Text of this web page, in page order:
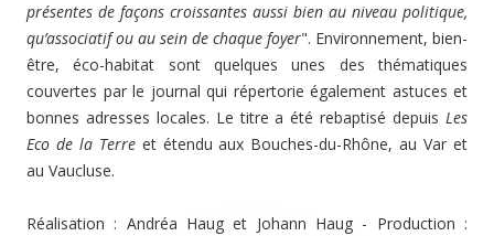
présentes de façons croissantes aussi bien au niveau politique,
qu’associatif ou au sein de chaque foyer". Environnement, bien-
être, éco-habitat sont quelques unes des thématiques
couvertes par le journal qui répertorie également astuces et
bonnes adresses locales. Le titre a été rebaptisé depuis Les
Eco de la Terreet étendu aux Bouches-du-Rhône, au Var et
au Vaucluse.
Réalisation : Andréa Haug et Johann Haug - Production :